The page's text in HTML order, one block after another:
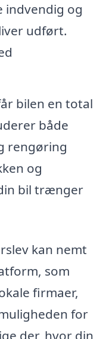
indvendig og
udført.
bilen en total
både
rengøring
og
bil trænger
kan nemt
som
firmaer,
for
der, hvor din